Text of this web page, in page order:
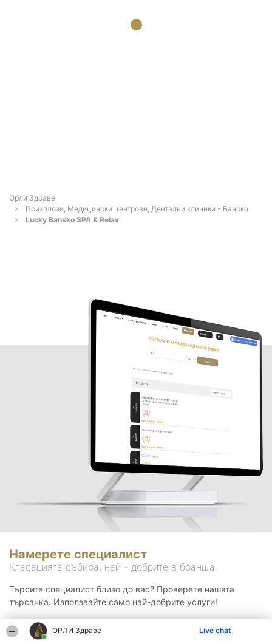
ОРЛИ Здраве Live chat
Орли Здраве
Психолози, Медицински центрове, Дентални клиники - Банско
Lucky Bansko SPA & Relax
Намерете специалист
Класацията събира, най - добрите в бранша.
Търсите специалист близо до вас? Проверете нашата
търсачка. Използвайте само най-добрите услуги!